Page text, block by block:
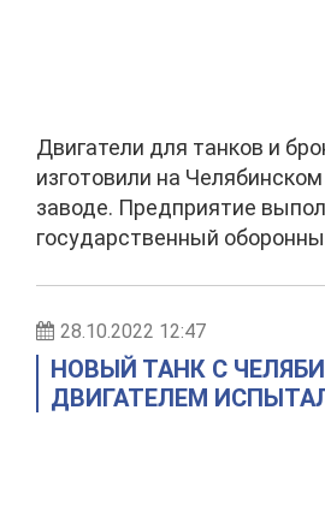
Двигатели для танков и
изготовили на
заводе. Предприятие
государственный
28.10.2022 12:47
НОВЫЙ ТАНК С
ДВИГАТЕЛЕМ